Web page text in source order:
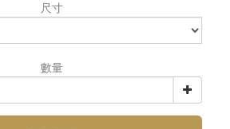
尺寸
數量